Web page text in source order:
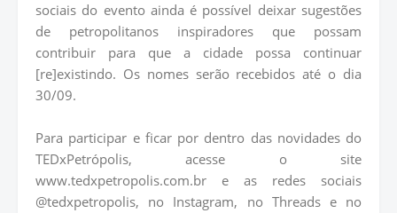
sociais do evento ainda é possível deixar sugestões
de petropolitanos inspiradores que possam
contribuir para que a cidade possa continuar
[re]existindo. Os nomes serão recebidos até o dia
30/09.
Para participar e ficar por dentro das novidades do
TEDxPetrópolis, acesse o site
www.tedxpetropolis.com.br e as redes sociais
@tedxpetropolis, no Instagram, no Threads e no